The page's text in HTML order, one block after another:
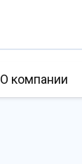
О компании